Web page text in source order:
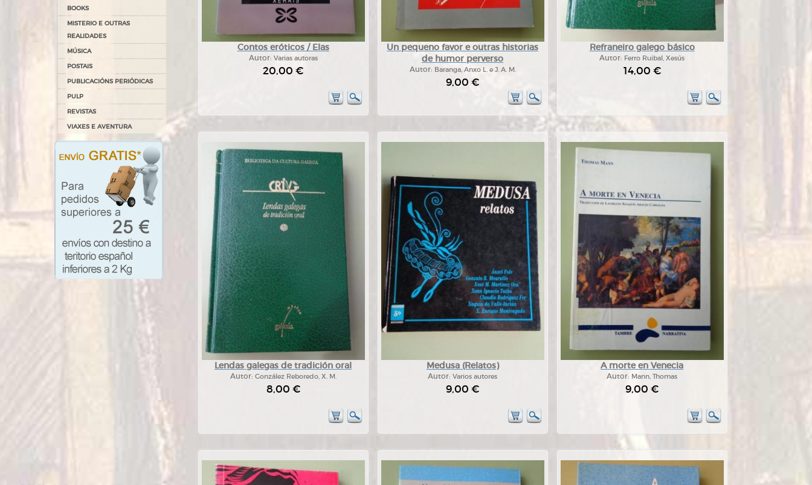
BOOKS
MISTERIO E OUTRAS
REALIDADES
MÚSICA
POSTAIS
PUBLICACIÓNS PERIÓDICAS
PULP
REVISTAS
VIAXES E AVENTURA
Contos eróticos / Elas
Autor: Varias autoras
20,00 €
Un pequeno favor e outras historias
de humor perverso
Autor: Baranga, Anxo L. e J. A. M.
9,00 €
Refraneiro galego básico
Autor: Ferro Ruibal, Xesús
14,00 €
Lendas galegas de tradición oral
Autor: González Reboredo, X. M.
8,00 €
Medusa (Relatos)
Autor:Varios autores
9,00 €
A morte en Venecia
Autor: Mann, Thomas
9,00 €